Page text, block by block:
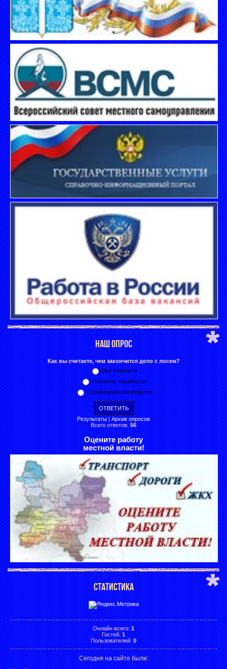
НАШ ОПРОС
Как вы считаете, чем закончится дело с лосем?
Всё «замнут»
Назначат «крайнего»
Справедливо разберутся
Результаты | Архив опросов
Всего ответов: 56
Оцените работу
местной власти!
СТАТИСТИКА
Онлайн всего: 1
Гостей: 1
Пользователей: 0
Сегодня на сайте были: